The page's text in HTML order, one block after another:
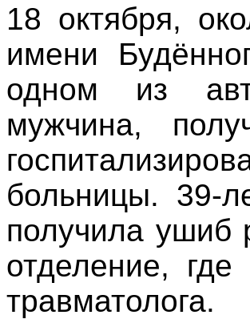
18 октября,
имени
одном из
мужчина,
больницы. 39-
получила ушиб
отделение,
травматолога.